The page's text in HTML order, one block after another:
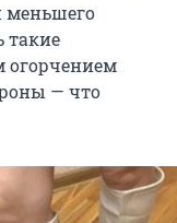
меньшего
такие
огорчением
— что